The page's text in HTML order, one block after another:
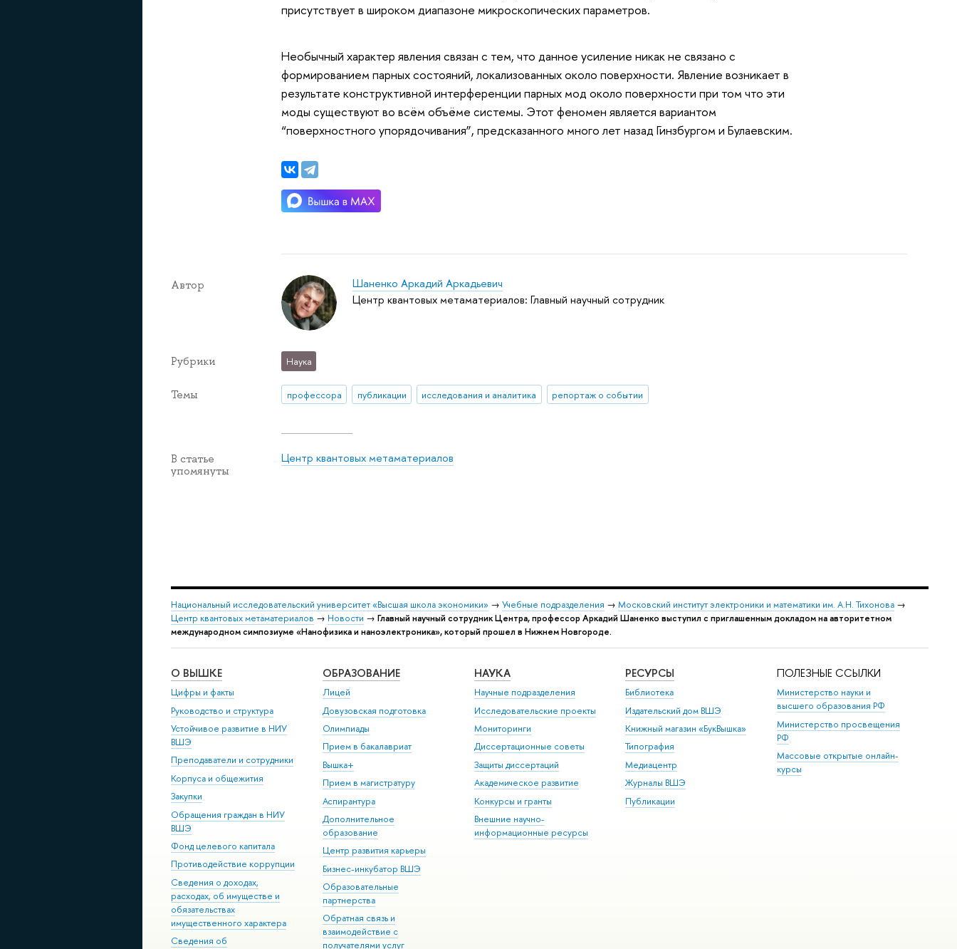
присутствует в широком диапазоне микроскопических параметров.
Необычный характер явления связан с тем, что данное усиление никак не связано с
формированием парных состояний, локализованных около поверхности. Явление возникает в
результате конструктивной интерференции парных мод около поверхности при том что эти
моды существуют во всём объёме системы. Этот феномен является вариантом
“поверхностного упорядочивания”, предсказанного много лет назад Гинзбургом и Булаевским.
Автор
Шаненко Аркадий Аркадьевич
Центр квантовых метаматериалов: Главный научный сотрудник
Рубрики Наука
Темы профессора публикации исследования и аналитика репортаж о событии
В статье
упомянуты
Центр квантовых метаматериалов
Национальный исследовательский университет «Высшая школа экономики» → Учебные подразделения → Московский институт электроники и математики им. А.Н. Тихонова →
Центр квантовых метаматериалов → Новости → Главный научный сотрудник Центра, профессор Аркадий Шаненко выступил с приглашенным докладом на авторитетном
международном симпозиуме «Нанофизика и наноэлектроника», который прошел в Нижнем Новгороде.
О ВЫШКЕ
Цифры и факты
Руководство и структура
Устойчивое развитие в НИУ
ВШЭ
Преподаватели и сотрудники
Корпуса и общежития
Закупки
Обращения граждан в НИУ
ВШЭ
Фонд целевого капитала
Противодействие коррупции
Сведения о доходах,
расходах, об имуществе и
обязательствах
имущественного характера
Сведения об
ОБРАЗОВАНИЕ
Лицей
Довузовская подготовка
Олимпиады
Прием в бакалавриат
Вышка+
Прием в магистратуру
Аспирантура
Дополнительное
образование
Центр развития карьеры
Бизнес-инкубатор ВШЭ
Образовательные
партнерства
Обратная связь и
взаимодействие с
получателями услуг
НАУКА
Научные подразделения
Исследовательские проекты
Мониторинги
Диссертационные советы
Защиты диссертаций
Академическое развитие
Конкурсы и гранты
Внешние научно-
информационные ресурсы
РЕСУРСЫ
Библиотека
Издательский дом ВШЭ
Книжный магазин «БукВышка»
Типография
Медиацентр
Журналы ВШЭ
Публикации
ПОЛЕЗНЫЕ ССЫЛКИ
Министерство науки и
высшего образования РФ
Министерство просвещения
РФ
Массовые открытые онлайн-
курсы